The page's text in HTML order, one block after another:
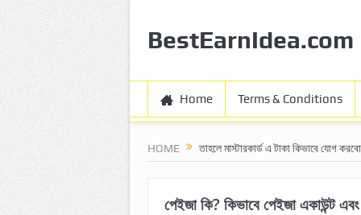
BestEarnIdea.com
Home Terms & Conditions
HOME তাহলে মাস্টারকার্ড এ টাকা কিভাবে যোগ
পেইজা কি? কিভাবে পেইজা একাউন্ট